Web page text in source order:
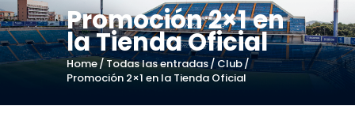
Promoción 2×1 en
la Tienda Oficial
Home Todas las entradas
Club
Promoción 2×1 en la Tienda Oficial